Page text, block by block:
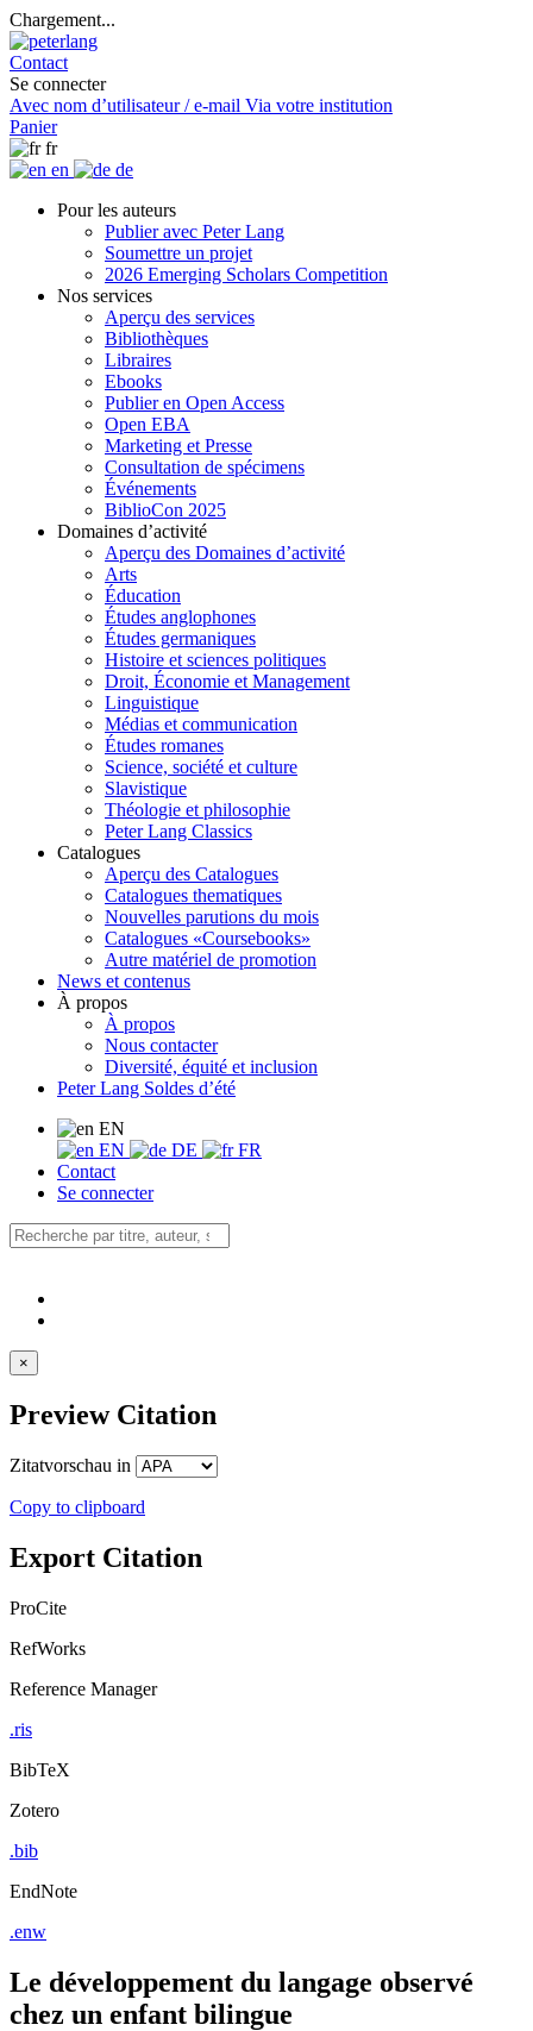
Chargement...
Contact
Se connecter
Avec nom d’utilisateur / e-mail Via votre institution
Panier
fr
en
de
Pour les auteurs
Publier avec Peter Lang
Soumettre un projet
2026 Emerging Scholars Competition
Nos services
Aperçu des services
Bibliothèques
Libraires
Ebooks
Publier en Open Access
Open EBA
Marketing et Presse
Consultation de spécimens
Événements
BiblioCon 2025
Domaines d’activité
Aperçu des Domaines d’activité
Arts
Éducation
Études anglophones
Études germaniques
Histoire et sciences politiques
Droit, Économie et Management
Linguistique
Médias et communication
Études romanes
Science, société et culture
Slavistique
Théologie et philosophie
Peter Lang Classics
Catalogues
Aperçu des Catalogues
Catalogues thematiques
Nouvelles parutions du mois
Catalogues «Coursebooks»
Autre matériel de promotion
News et contenus
À propos
À propos
Nous contacter
Diversité, équité et inclusion
Peter Lang Soldes d’été
EN
EN
DE
FR
Contact
Se connecter
×
Preview Citation
Zitatvorschau in
Copy to clipboard
Export Citation
ProCite
RefWorks
Reference Manager
.ris
BibTeX
Zotero
.bib
EndNote
.enw
Le développement du langage observé
chez un enfant bilingue